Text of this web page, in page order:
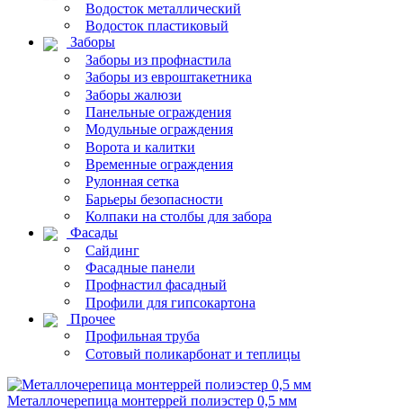
Водосток металлический
Водосток пластиковый
Заборы
Заборы из профнастила
Заборы из евроштакетника
Заборы жалюзи
Панельные ограждения
Модульные ограждения
Ворота и калитки
Временные ограждения
Рулонная сетка
Барьеры безопасности
Колпаки на столбы для забора
Фасады
Сайдинг
Фасадные панели
Профнастил фасадный
Профили для гипсокартона
Прочее
Профильная труба
Сотовый поликарбонат и теплицы
Металлочерепица монтеррей полиэстер 0,5 мм